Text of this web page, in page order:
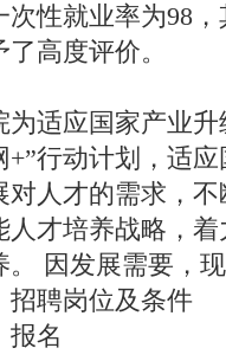
次性就业率为98
了高度评价。
为适应国家产业升
+”行动计划，适
对人才的需求，
人才培养战略，
。 因发展需要，
招聘岗位及条件
报名